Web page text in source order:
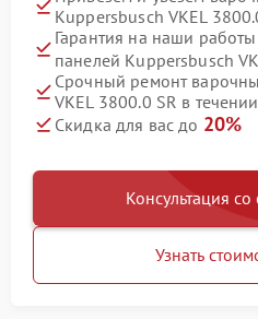
Kuppersbusch VKEL
Гарантия на наши
панелей Kuppersbusch
Срочный ремонт
VKEL 3800.0 SR в
Скидка для вас до 20%
Консультация
Узнать